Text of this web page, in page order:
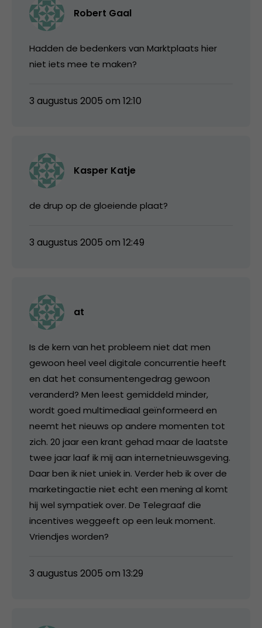
Robert Gaal
Hadden de bedenkers van Marktplaats hier
niet iets mee te maken?
3 augustus 2005 om 12:10
Kasper Katje
de drup op de gloeiende plaat?
3 augustus 2005 om 12:49
at
Is de kern van het probleem niet dat men
gewoon heel veel digitale concurrentie heeft
en dat het consumentengedrag gewoon
veranderd? Men leest gemiddeld minder,
wordt goed multimediaal geïnformeerd en
neemt het nieuws op andere momenten tot
zich. 20 jaar een krant gehad maar de laatste
twee jaar laaf ik mij aan internetnieuwsgeving.
Daar ben ik niet uniek in. Verder heb ik over de
marketingactie niet echt een mening al komt
hij wel sympatiek over. De Telegraaf die
incentives weggeeft op een leuk moment.
Vriendjes worden?
3 augustus 2005 om 13:29